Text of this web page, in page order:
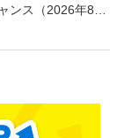
ンス（2026年8月